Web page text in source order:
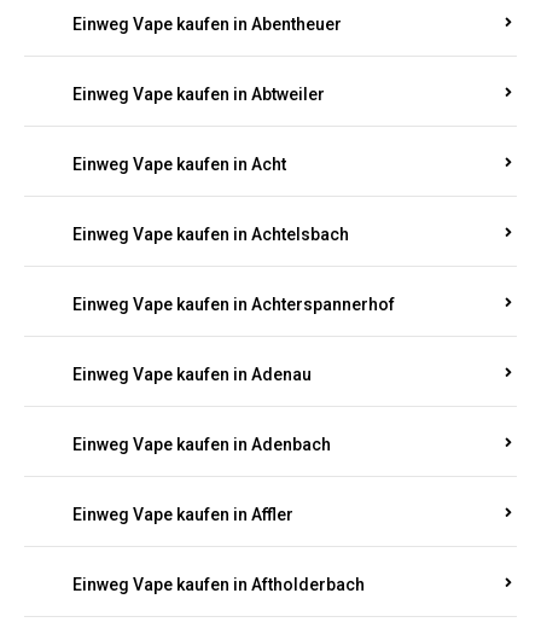
Einweg Vape kaufen in Abentheuer
Einweg Vape kaufen in Abtweiler
Einweg Vape kaufen in Acht
Einweg Vape kaufen in Achtelsbach
Einweg Vape kaufen in Achterspannerhof
Einweg Vape kaufen in Adenau
Einweg Vape kaufen in Adenbach
Einweg Vape kaufen in Affler
Einweg Vape kaufen in Aftholderbach